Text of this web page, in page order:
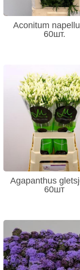
Aconitum
60шт.
Agapanthus
60шт